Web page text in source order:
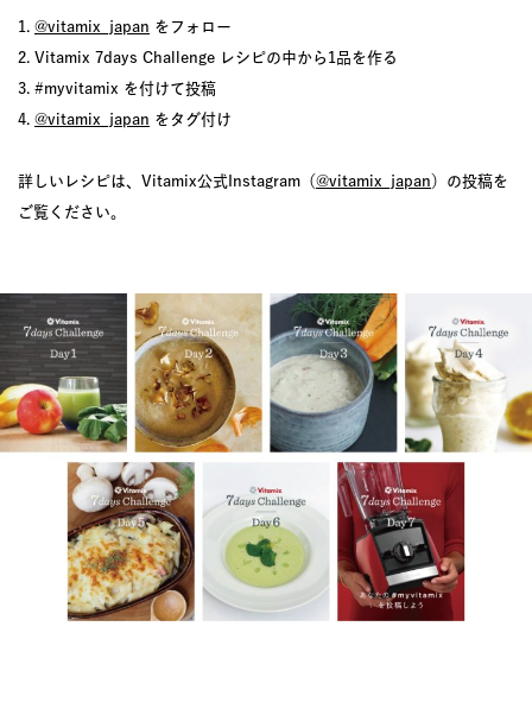
1. @vitamix_japan をフォロー
2. Vitamix 7days Challenge レシピの中から1品を作る
3. #myvitamix を付けて投稿
4. @vitamix_japan をタグ付け
詳しいレシピは、Vitamix公式Instagram（@vitamix_japan）の投稿を
ご覧ください。